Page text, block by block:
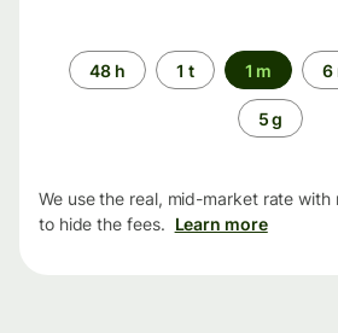
Time
period
48 h 1 t 1 m 6
5 g
We use the real, mid-market rate with
to hide the fees. Learn more